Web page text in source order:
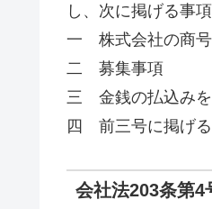
し、次に掲げる事
一 株式会社の商号
二 募集事項
三 金銭の払込みを
四 前三号に掲げる
会社法203条第4